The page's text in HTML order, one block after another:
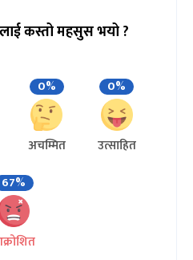
कस्तो महसुस भयो ?
0%
अचम्मित
0%
उत्साहित
67%